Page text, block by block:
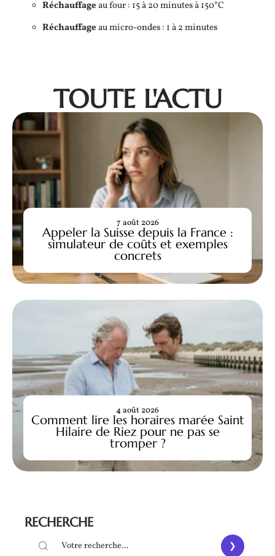
Réchauffageau four : 15 à 20 minutes à 150°C
Réchauffageau micro-ondes : 1 à 2 minutes
TOUTE L'ACTU
Appeler la Suisse depuis la France :
simulateur de coûts et exemples
concrets
7 août 2026
Comment lire les horaires marée Saint
Hilaire de Riez pour ne pas se
tromper ?
4 août 2026
RECHERCHE